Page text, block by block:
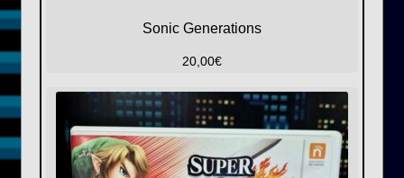
Sonic Generations
20,00€